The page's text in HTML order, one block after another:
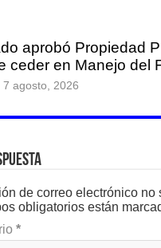
aprobó Propiedad
ceder en Manejo del
7 agosto, 2026
de correo electrónico no
obligatorios están
*